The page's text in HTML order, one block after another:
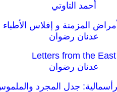
أحمد التاوتي
المزمنة و إفلاس الأطباء
عدنان رضوان
Letters from the East
عدنان رضوان
جدل المجرد